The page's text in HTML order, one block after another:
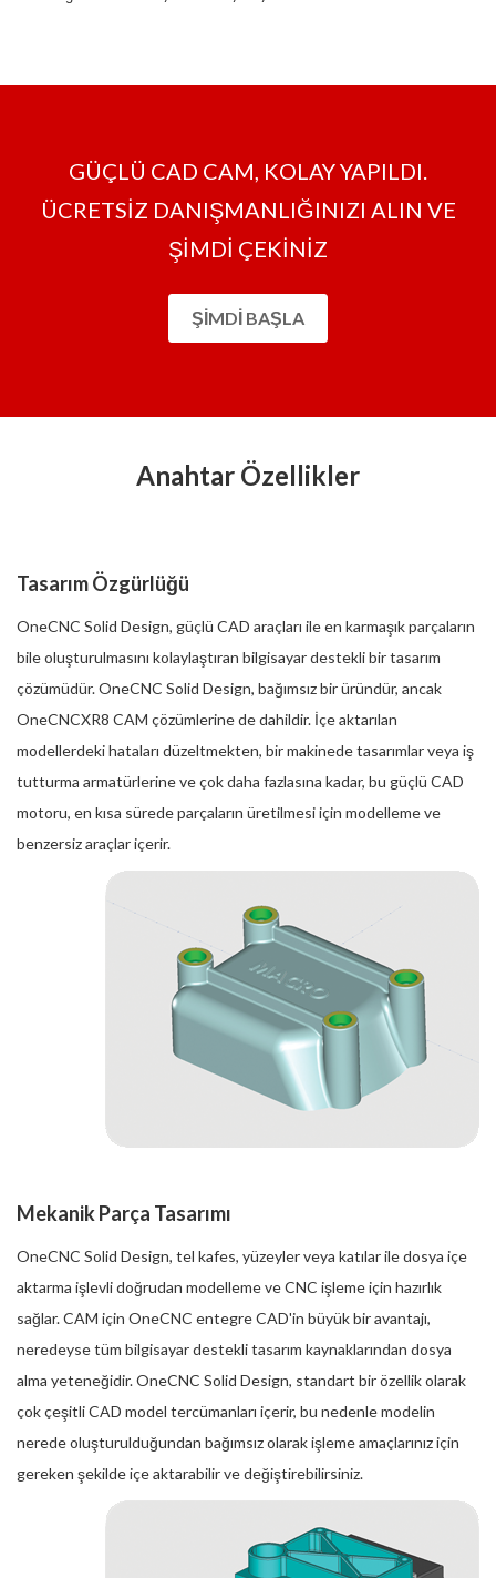
GÜÇLÜ CAD CAM, KOLAY YAPILDI.
ÜCRETSİZ DANIŞMANLIĞINIZI ALIN VE
ŞİMDİ ÇEKİNİZ
ŞIMDI BAŞLA
Anahtar Özellikler
Tasarım Özgürlüğü
OneCNC Solid Design, güçlü CAD araçları ile en karmaşık parçaların
bile oluşturulmasını kolaylaştıran bilgisayar destekli bir tasarım
çözümüdür. OneCNC Solid Design, bağımsız bir üründür, ancak
OneCNCXR8 CAM çözümlerine de dahildir. İçe aktarılan
modellerdeki hataları düzeltmekten, bir makinede tasarımlar veya iş
tutturma armatürlerine ve çok daha fazlasına kadar, bu güçlü CAD
motoru, en kısa sürede parçaların üretilmesi için modelleme ve
benzersiz araçlar içerir.
Mekanik Parça Tasarımı
OneCNC Solid Design, tel kafes, yüzeyler veya katılar ile dosya içe
aktarma işlevli doğrudan modelleme ve CNC işleme için hazırlık
sağlar. CAM için OneCNC entegre CAD'in büyük bir avantajı,
neredeyse tüm bilgisayar destekli tasarım kaynaklarından dosya
alma yeteneğidir. OneCNC Solid Design, standart bir özellik olarak
çok çeşitli CAD model tercümanları içerir, bu nedenle modelin
nerede oluşturulduğundan bağımsız olarak işleme amaçlarınız için
gereken şekilde içe aktarabilir ve değiştirebilirsiniz.